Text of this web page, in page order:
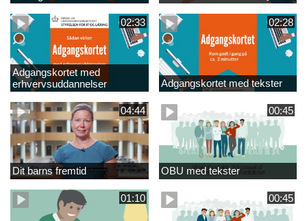
02:33
Adgangskortet med
erhvervsuddannelser
02:28
Adgangskortet med tekster
04:44
Dit barns fremtid
00:45
OBU med tekster
01:10 00:45